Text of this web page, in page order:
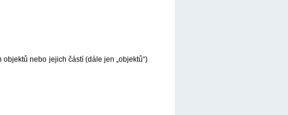
nebo jejich částí (dále jen „objektů“)